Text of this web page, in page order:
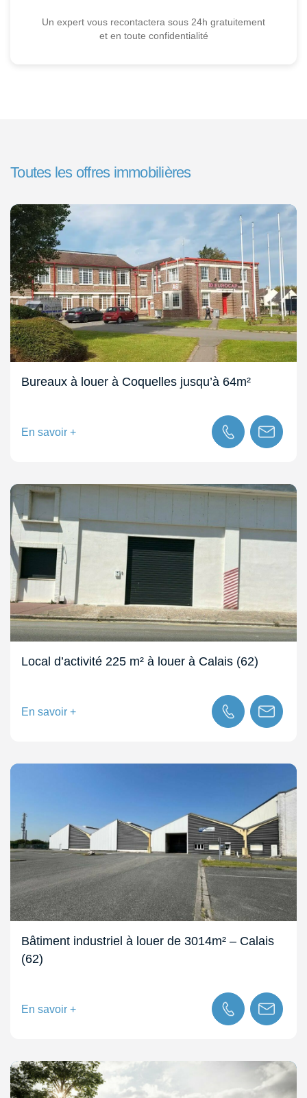
Un expert vous recontactera sous 24h gratuitement
et en toute confidentialité
Toutes les offres immobilières
Bureaux à louer à Coquelles jusqu’à 64m²
En savoir +
Local d’activité 225 m² à louer à Calais (62)
En savoir +
Bâtiment industriel à louer de 3014m² – Calais
(62)
En savoir +